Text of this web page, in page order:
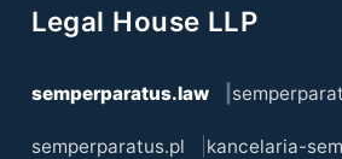
Legal House LLP
semperparatus.law
semperparatus.pl kancelaria-